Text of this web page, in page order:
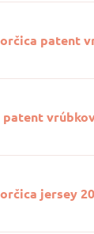
patent
jersey